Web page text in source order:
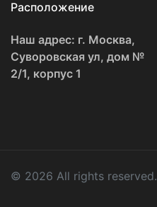
Расположение
Наш адрес: г. Москва,
Суворовская ул, дом №
2/1, корпус 1
© 2026 All rights reserved.